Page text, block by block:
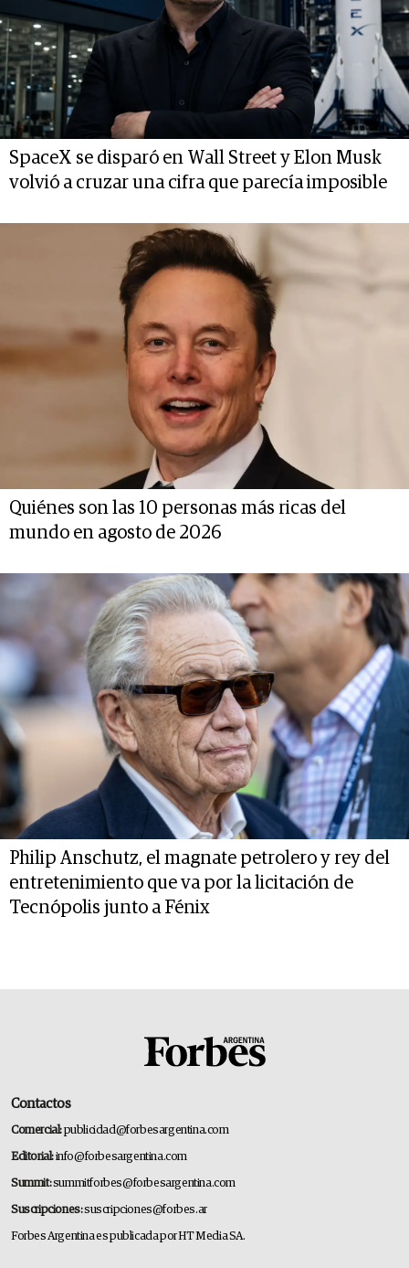
SpaceX se disparó en Wall Street y Elon Musk
volvió a cruzar una cifra que parecía imposible
Quiénes son las 10 personas más ricas del
mundo en agosto de 2026
Philip Anschutz, el magnate petrolero y rey del
entretenimiento que va por la licitación de
Tecnópolis junto a Fénix
Contactos
Comercial:publicidad@forbesargentina.com
Editorial:info@forbesargentina.com
Summit:summitforbes@forbesargentina.com
Suscripciones:suscripciones@forbes.ar
Forbes Argentina es publicada por HT Media SA.